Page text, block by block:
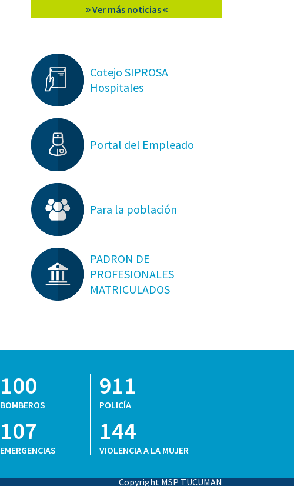
»Ver más noticias «
Cotejo SIPROSA
Hospitales
Portal del Empleado
Para la población
PADRON DE
PROFESIONALES
MATRICULADOS
100
BOMBEROS
107
EMERGENCIAS
911
POLICÍA
144
VIOLENCIA A LA MUJER
Copyright MSP TUCUMAN